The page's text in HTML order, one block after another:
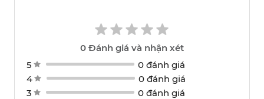
0 Đánh giá và nhận xét
5
0 đánh giá
4
0 đánh giá
3
0 đánh giá